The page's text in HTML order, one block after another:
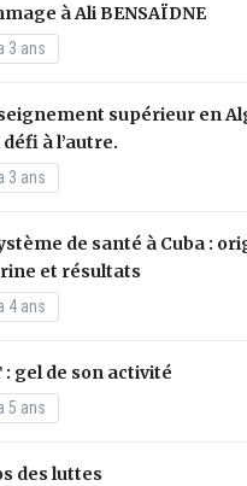
à Ali BENSAÏDNE
3 ans
supérieur en
défi à l’autre.
3 ans
de santé à Cuba :
et résultats
4 ans
: gel de son activité
5 ans
des luttes